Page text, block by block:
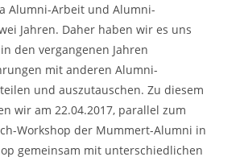
Alumni-Arbeit und Alumni-
Jahren. Daher haben wir es uns
den vergangenen Jahren
mit anderen Alumni-
und auszutauschen. Zu diesem
wir am 22.04.2017, parallel zum
Workshop der Mummert-Alumni in
gemeinsam mit unterschiedlichen